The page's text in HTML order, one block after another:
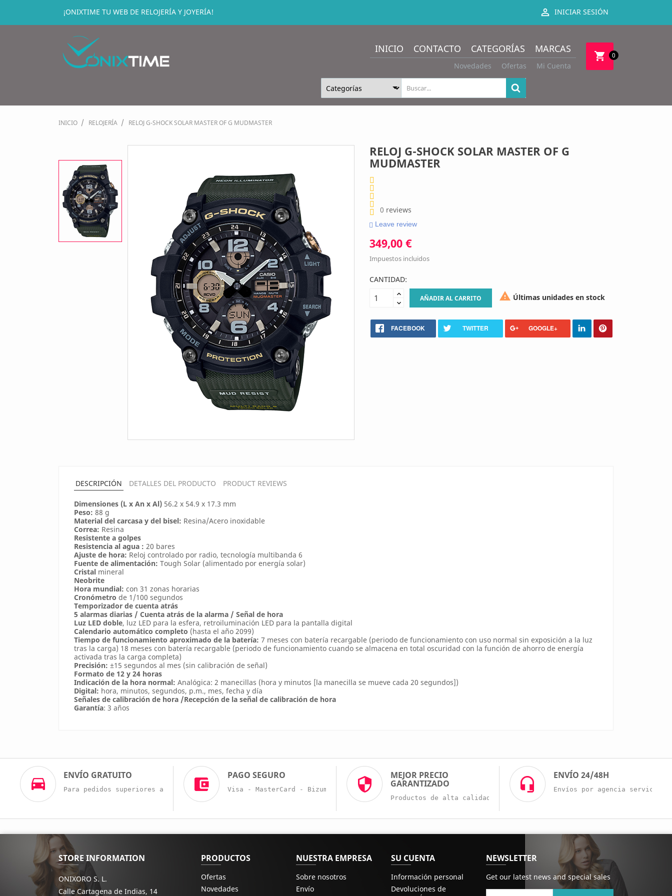
¡ONIXTIME TU WEB DE RELOJERÍA Y JOYERÍA!  INICIAR SESIÓN
shopping_cart 0
INICIO CONTACTO CATEGORÍAS MARCAS
Novedades Ofertas Mi Cuenta
INICIO RELOJERÍA RELOJ G-SHOCK SOLAR MASTER OF G MUDMASTER
RELOJ G-SHOCK SOLAR MASTER OF G
MUDMASTER
0 reviews
Leave review
349,00 €
Impuestos incluidos
CANTIDAD:
AÑADIR AL CARRITO  Últimas unidades en stock
FACEBOOK TWITTER GOOGLE+
DESCRIPCIÓN DETALLES DEL PRODUCTO PRODUCT REVIEWS
Dimensiones (L x An x Al) 56.2 x 54.9 x 17.3 mm
Peso: 88 g
Material del carcasa y del bisel: Resina/Acero inoxidable
Correa: Resina
Resistente a golpes
Resistencia al agua : 20 bares
Ajuste de hora: Reloj controlado por radio, tecnología multibanda 6
Fuente de alimentación: Tough Solar (alimentado por energía solar)
Cristal mineral
Neobrite
Hora mundial: con 31 zonas horarias
Cronómetro de 1/100 segundos
Temporizador de cuenta atrás
5 alarmas diarias / Cuenta atrás de la alarma / Señal de hora
Luz LED doble, luz LED para la esfera, retroiluminación LED para la pantalla digital
Calendario automático completo (hasta el año 2099)
Tiempo de funcionamiento aproximado de la batería: 7 meses con batería recargable (periodo de funcionamiento con uso normal sin exposición a la luz
tras la carga) 18 meses con batería recargable (periodo de funcionamiento cuando se almacena en total oscuridad con la función de ahorro de energía
activada tras la carga completa)
Precisión: ±15 segundos al mes (sin calibración de señal)
Formato de 12 y 24 horas
Indicación de la hora normal: Analógica: 2 manecillas (hora y minutos [la manecilla se mueve cada 20 segundos])
Digital: hora, minutos, segundos, p.m., mes, fecha y día
Señales de calibración de hora /Recepción de la señal de calibración de hora
Garantía: 3 años
ENVÍO GRATUITO
Para pedidos superiores a 60€
PAGO SEGURO
Visa - MasterCard - Bizum - Trans. Bancaria
MEJOR PRECIO
GARANTIZADO
Productos de alta calidad a buenos precios.
ENVÍO 24/48H
Envíos por agencia servicio
STORE INFORMATION
ONIXORO S. L.
Calle Cartagena de Indias, 14
PRODUCTOS
Ofertas
Novedades
NUESTRA EMPRESA
Sobre nosotros
Envío
SU CUENTA
Información personal
Devoluciones de
NEWSLETTER
Get our latest news and special sales